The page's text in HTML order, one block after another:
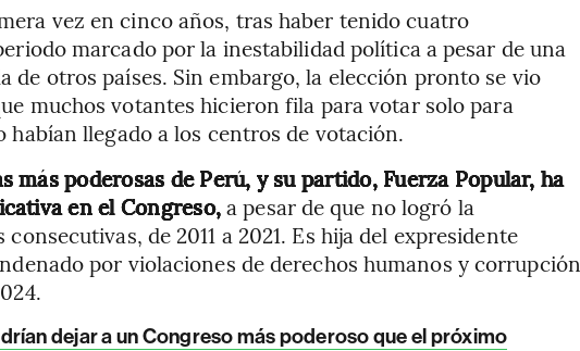
vez en cinco años, tras haber tenido cuatro
marcado por la inestabilidad política a pesar de una
de otros países. Sin embargo, la elección pronto se vio
muchos votantes hicieron fila para votar solo para
habían llegado a los centros de votación.
más poderosas de Perú, y su partido, Fuerza Popular, ha
en el Congreso,a pesar de que no logró la
de 2011 a 2021. Es hija del expresidente
por violaciones de derechos humanos y corrupción
dejar a un Congreso más poderoso que el próximo